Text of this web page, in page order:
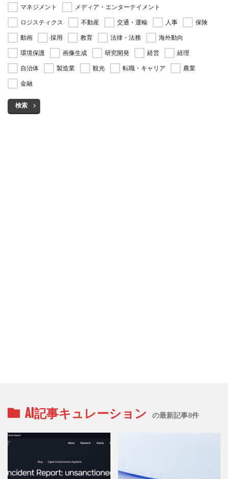
マネジメント
メディア・エンターテイメント
ロジスティクス
不動産 交通・運輸 人事
保険
動画
採用 教育 法律・法務
海外動向
環境保護
画像生成 研究開発 経営
経理
自治体
製造業 観光 転職・キャリア
農業
金融
検索
AI記事キュレーション の最新記事8件